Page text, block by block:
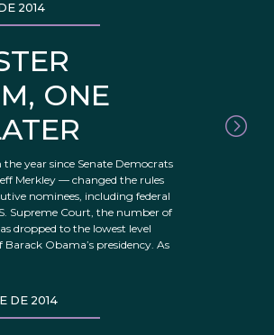
ONE
2014
year since Senate Democrats
Merkley — changed the rules
nominees, including federal
Supreme Court, the number of
dropped to the lowest level
Barack Obama’s presidency. As
DE 2014